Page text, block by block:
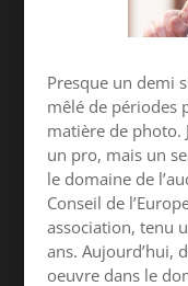
Presque un demi
mêlé de périodes
matière de photo.
un pro, mais un
le domaine de
Conseil de
association, tenu
ans. Aujourd’hui,
oeuvre dans le